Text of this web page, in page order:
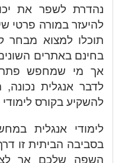
נהדרת לשפר את
להיעזר במורה פרטי
תוכלו למצוא מבחר
בחינם באתרים
אך מי שמחפש
לדבר אנגלית נכונה,
להשקיע בקורס לימודי
לימודי אנגלית
בסביבה הביתית זו
השפה שלכם אך